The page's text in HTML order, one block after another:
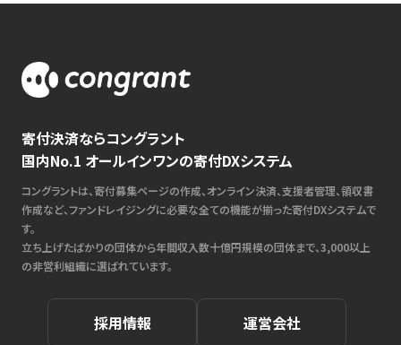
寄付決済ならコングラント
国内No.1 オールインワンの寄付DXシステム
コングラントは、寄付募集ページの作成、オンライン決済、支援者管理、領収書
作成など、ファンドレイジングに必要な全ての機能が揃った寄付DXシステムで
す。
立ち上げたばかりの団体から年間収入数十億円規模の団体まで、3,000以上
の非営利組織に選ばれています。
採用情報 運営会社